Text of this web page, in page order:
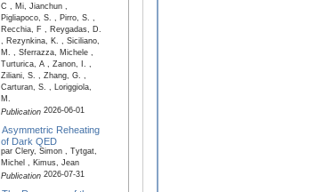
C , Mi, Jianchun ,
Pigliapoco, S. , Pirro, S. ,
Recchia, F , Reygadas, D.
, Rezynkina, K. , Siciliano,
M. , Sferrazza, Michele ,
Turturica, A , Zanon, I. ,
Ziliani, S. , Zhang, G. ,
Carturan, S. , Loriggiola,
M.
Publication2026-06-01
Asymmetric Reheating
of Dark QED
par Clery, Simon , Tytgat,
Michel , Kimus, Jean
Publication2026-07-31